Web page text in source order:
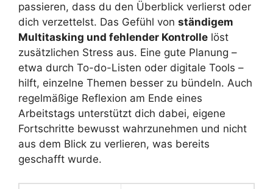
passieren, dass du den Überblick verlierst oder
dich verzettelst. Das Gefühl von ständigem
Multitasking und fehlender Kontrolle löst
zusätzlichen Stress aus. Eine gute Planung –
etwa durch To-do-Listen oder digitale Tools –
hilft, einzelne Themen besser zu bündeln. Auch
regelmäßige Reflexion am Ende eines
Arbeitstags unterstützt dich dabei, eigene
Fortschritte bewusst wahrzunehmen und nicht
aus dem Blick zu verlieren, was bereits
geschafft wurde.